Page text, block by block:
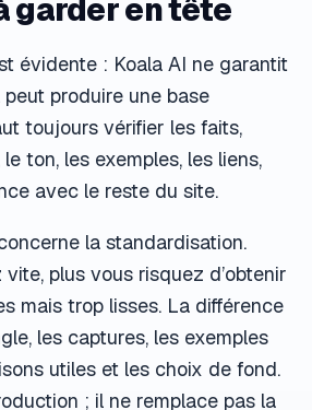
garder en tête
évidente : Koala AI ne garantit
produire une base
toujours vérifier les faits,
ton, les exemples, les liens,
avec le reste du site.
la standardisation.
plus vous risquez d’obtenir
mais trop lisses. La différence
les captures, les exemples
utiles et les choix de fond.
; il ne remplace pas la